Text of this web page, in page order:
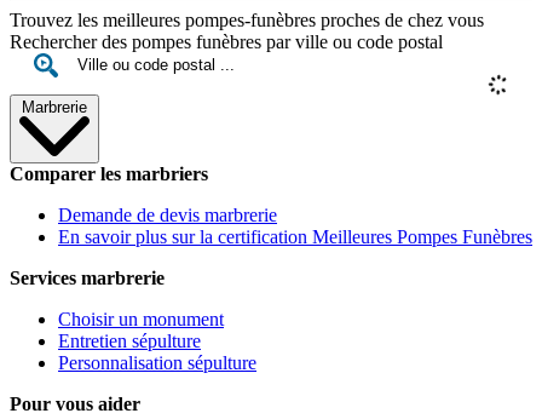
Trouvez les meilleures pompes-funèbres proches de chez vous
Rechercher des pompes funèbres par ville ou code postal
Marbrerie
Comparer les marbriers
Demande de devis marbrerie
En savoir plus sur la certification Meilleures Pompes Funèbres
Services marbrerie
Choisir un monument
Entretien sépulture
Personnalisation sépulture
Pour vous aider